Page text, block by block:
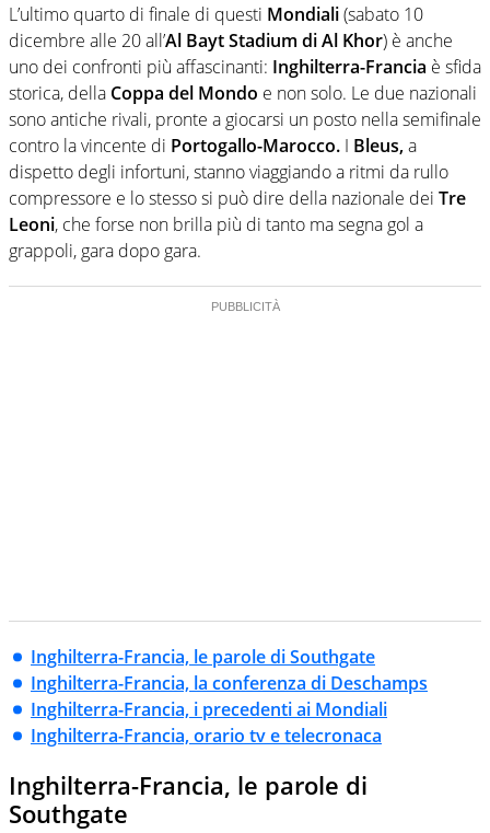
L’ultimo quarto di finale di questi Mondiali(sabato 10
dicembre alle 20 all’Al Bayt Stadium di Al Khor) è anche
uno dei confronti più affascinanti: Inghilterra-Francia è sfida
storica, della Coppa del Mondo e non solo. Le due nazionali
sono antiche rivali, pronte a giocarsi un posto nella semifinale
contro la vincente di Portogallo-Marocco. I Bleus,a
dispetto degli infortuni, stanno viaggiando a ritmi da rullo
compressore e lo stesso si può dire della nazionale dei Tre
Leoni, che forse non brilla più di tanto ma segna gol a
grappoli, gara dopo gara.
Inghilterra-Francia, le parole di Southgate
Inghilterra-Francia, la conferenza di Deschamps
Inghilterra-Francia, i precedenti ai Mondiali
Inghilterra-Francia, orario tv e telecronaca
Inghilterra-Francia, le parole di
Southgate